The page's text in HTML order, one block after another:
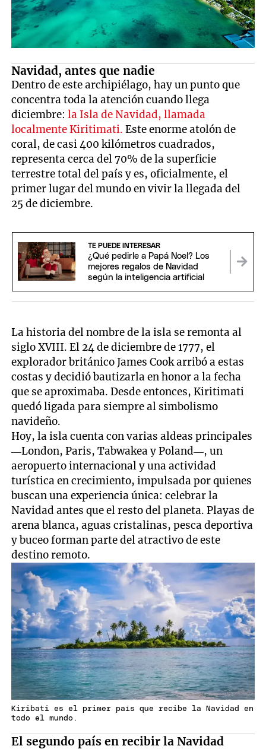
Navidad, antes que nadie
Dentro de este archipiélago, hay un punto que
concentra toda la atención cuando llega
diciembre:la Isla de Navidad, llamada
localmente Kiritimati. Este enorme atolón de
coral, de casi 400 kilómetros cuadrados,
representa cerca del 70% de la superficie
terrestre total del país y es, oficialmente, el
primer lugar del mundo en vivir la llegada del
25 de diciembre.
TE PUEDE INTERESAR
¿Qué pedirle a Papá Noel? Los
mejores regalos de Navidad
según la inteligencia artificial
La historia del nombre de la isla se remonta al
siglo XVIII. El 24 de diciembre de 1777, el
explorador británico James Cook arribó a estas
costas y decidió bautizarla en honor a la fecha
que se aproximaba. Desde entonces, Kiritimati
quedó ligada para siempre al simbolismo
navideño.
Hoy, la isla cuenta con varias aldeas principales
—London, Paris, Tabwakea y Poland—, un
aeropuerto internacional y una actividad
turística en crecimiento, impulsada por quienes
buscan una experiencia única: celebrar la
Navidad antes que el resto del planeta. Playas de
arena blanca, aguas cristalinas, pesca deportiva
y buceo forman parte del atractivo de este
destino remoto.
Kiribati es el primer país que recibe la Navidad en
todo el mundo.
El segundo país en recibir la Navidad